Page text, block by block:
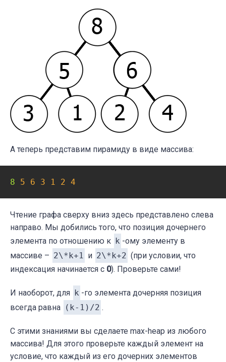
А теперь представим пирамиду в виде массива:
8 5 6 3 1 2 4
Чтение графа сверху вниз здесь представлено слева
направо. Мы добились того, что позиция дочернего
элемента по отношению к k -ому элементу в
массиве – 2\*k+1 и 2\*k+2 (при условии, что
индексация начинается с 0). Проверьте сами!
И наоборот, для k -го элемента дочерняя позиция
всегда равна (k-1)/2 .
С этими знаниями вы сделаете max-heap из любого
массива! Для этого проверьте каждый элемент на
условие, что каждый из его дочерних элементов